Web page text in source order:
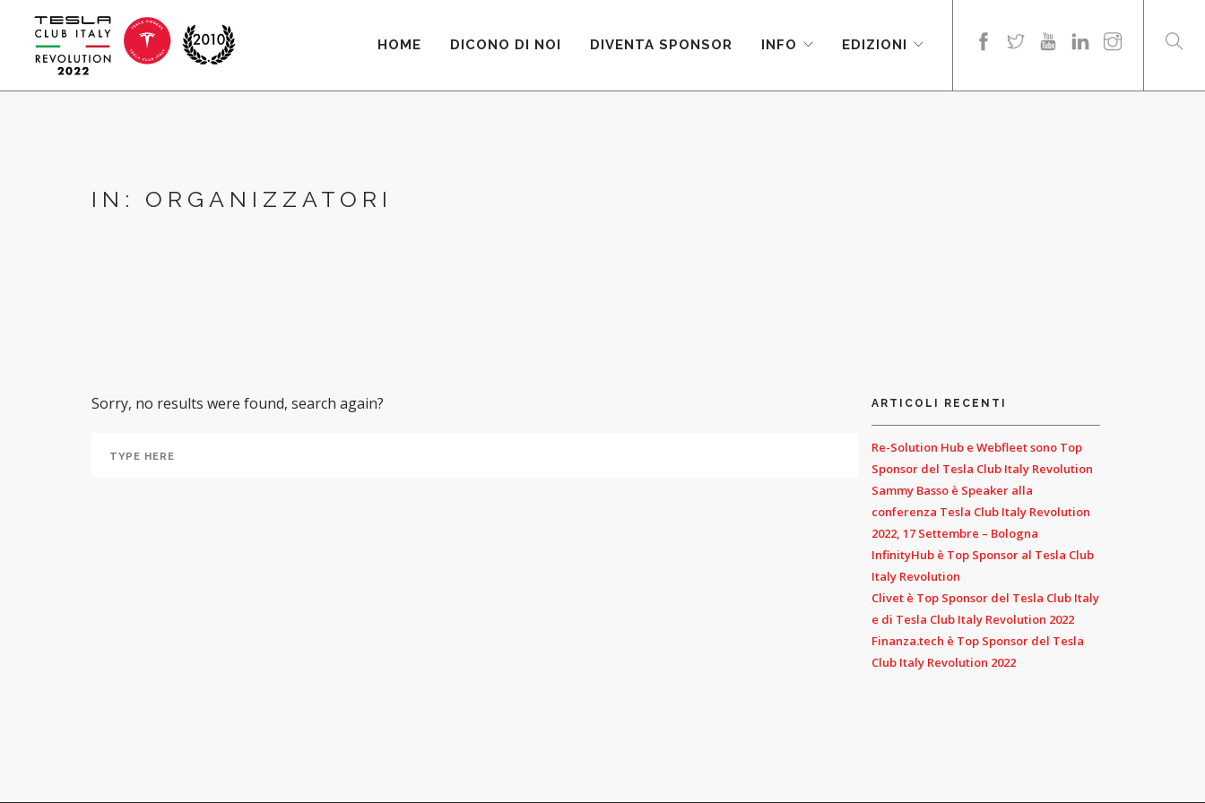
HOME DICONO DI NOI DIVENTA SPONSOR INFO EDIZIONI
IN: ORGANIZZATORI
Sorry, no results were found, search again? ARTICOLI RECENTI
Re-Solution Hub e Webfleet sono Top
Sponsor del Tesla Club Italy Revolution
Sammy Basso è Speaker alla
conferenza Tesla Club Italy Revolution
2022, 17 Settembre – Bologna
InfinityHub è Top Sponsor al Tesla Club
Italy Revolution
Clivet è Top Sponsor del Tesla Club Italy
e di Tesla Club Italy Revolution 2022
Finanza.tech è Top Sponsor del Tesla
Club Italy Revolution 2022